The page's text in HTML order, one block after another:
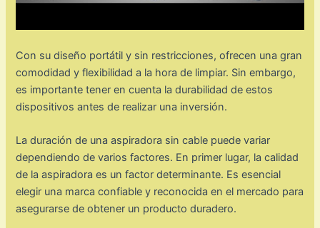
Con su diseño portátil y sin restricciones, ofrecen una gran
comodidad y flexibilidad a la hora de limpiar. Sin embargo,
es importante tener en cuenta la durabilidad de estos
dispositivos antes de realizar una inversión.
La duración de una aspiradora sin cable puede variar
dependiendo de varios factores. En primer lugar, la calidad
de la aspiradora es un factor determinante. Es esencial
elegir una marca confiable y reconocida en el mercado para
asegurarse de obtener un producto duradero.